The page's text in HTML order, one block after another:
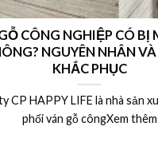
CÔNG NGHIỆP CÓ BỊ
NGUYÊN NHÂN
KHẮC PHỤC
CP HAPPY LIFE là nhà sản
phối ván gỗ côngXem thêm